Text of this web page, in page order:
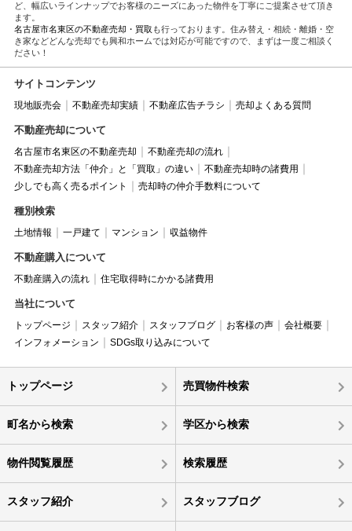
ど、幅広いラインナップでお客様のニーズにあった物件を丁寧にご提案させて頂き
ます。
名古屋市名東区の不動産売却・買取 も行っております。住み替え・相続・離婚・空
き家などどんな売却でも興和ホームでは対応が可能ですので、まずは一度ご相談く
ださい！
サイトコンテンツ
現地販売会 不動産売却実績 不動産広告チラシ 売却よくある質問
不動産売却について
名古屋市名東区の不動産売却
不動産売却の流れ
不動産売却方法「仲介」と「買取」の違い
不動産売却時の諸費用
少しでも高く売るポイント
売却時の仲介手数料について
種別検索
土地情報 一戸建て マンション 収益物件
不動産購入について
不動産購入の流れ 住宅取得時にかかる諸費用
当社について
トップページ スタッフ紹介 スタッフブログ お客様の声
会社概要
インフォメーション
SDGs取り込みについて
トップページ 売買物件検索
町名から検索 学区から検索
物件閲覧履歴 検索履歴
スタッフ紹介 スタッフブログ